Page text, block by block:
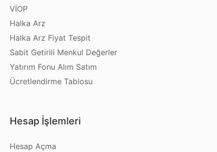
VİOP
Halka Arz
Halka Arz Fiyat Tespit
Sabit Getirili Menkul Değerler
Yatırım Fonu Alım Satım
Ücretlendirme Tablosu
Hesap İşlemleri
Hesap Açma